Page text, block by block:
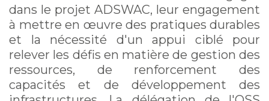
dans le projet ADSWAC, leur engagement
à mettre en œuvre des pratiques durables
et la nécessité d'un appui ciblé pour
relever les défis en matière de gestion des
ressources, de renforcement des
capacités et de développement des